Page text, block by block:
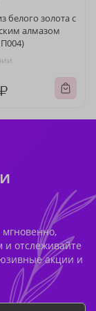
белого золота с
алмазом
П004)
и отслеживайте
акции и